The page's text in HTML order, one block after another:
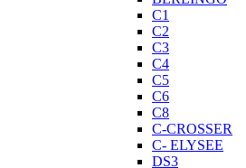
C1
C2
C3
C4
C5
C6
C8
C-CROSSER
C- ELYSEE
DS3